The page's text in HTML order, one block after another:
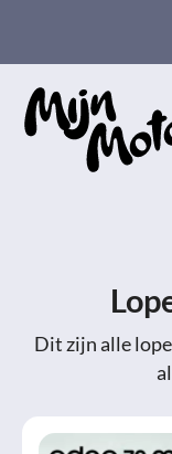
de
inhoud
Dit zijn alle